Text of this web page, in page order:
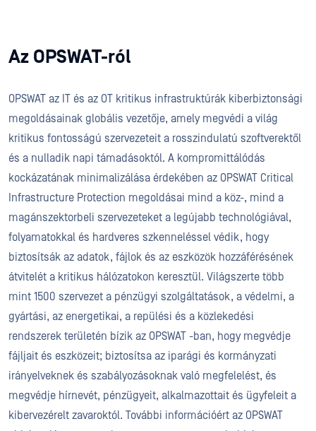
Az OPSWAT-ról
OPSWAT az IT és az OT kritikus infrastruktúrák kiberbiztonsági
megoldásainak globális vezetője, amely megvédi a világ
kritikus fontosságú szervezeteit a rosszindulatú szoftverektől
és a nulladik napi támadásoktól. A kompromittálódás
kockázatának minimalizálása érdekében az OPSWAT Critical
Infrastructure Protection megoldásai mind a köz-, mind a
magánszektorbeli szervezeteket a legújabb technológiával,
folyamatokkal és hardveres szkenneléssel védik, hogy
biztosítsák az adatok, fájlok és az eszközök hozzáférésének
átvitelét a kritikus hálózatokon keresztül. Világszerte több
mint 1500 szervezet a pénzügyi szolgáltatások, a védelmi, a
gyártási, az energetikai, a repülési és a közlekedési
rendszerek területén bízik az OPSWAT -ban, hogy megvédje
fájljait és eszközeit; biztosítsa az iparági és kormányzati
irányelveknek és szabályozásoknak való megfelelést, és
megvédje hírnevét, pénzügyeit, alkalmazottait és ügyfeleit a
kibervezérelt zavaroktól. További információért az OPSWAT